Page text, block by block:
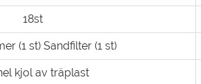
18st
(1 st) Sandfilter (1 st)
kjol av träplast